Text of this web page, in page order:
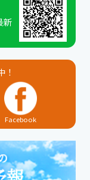
新
！
Facebook